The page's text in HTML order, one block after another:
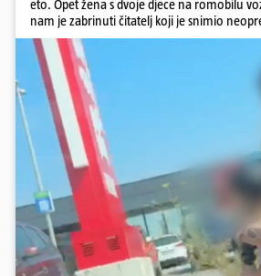
eto. Opet žena s dvoje djece na romobilu
nam je zabrinuti čitatelj koji je snimio
romobilu u četvrtak prijepodne kroz
pol od smrti dječaka (14) u Metkoviću, pad
odnio je još jedan mladi život. Unatoč
Zagreb, u ponedjeljak maloljetnik je
zadobivenima u padu s romobila.
Pokretanje videa...